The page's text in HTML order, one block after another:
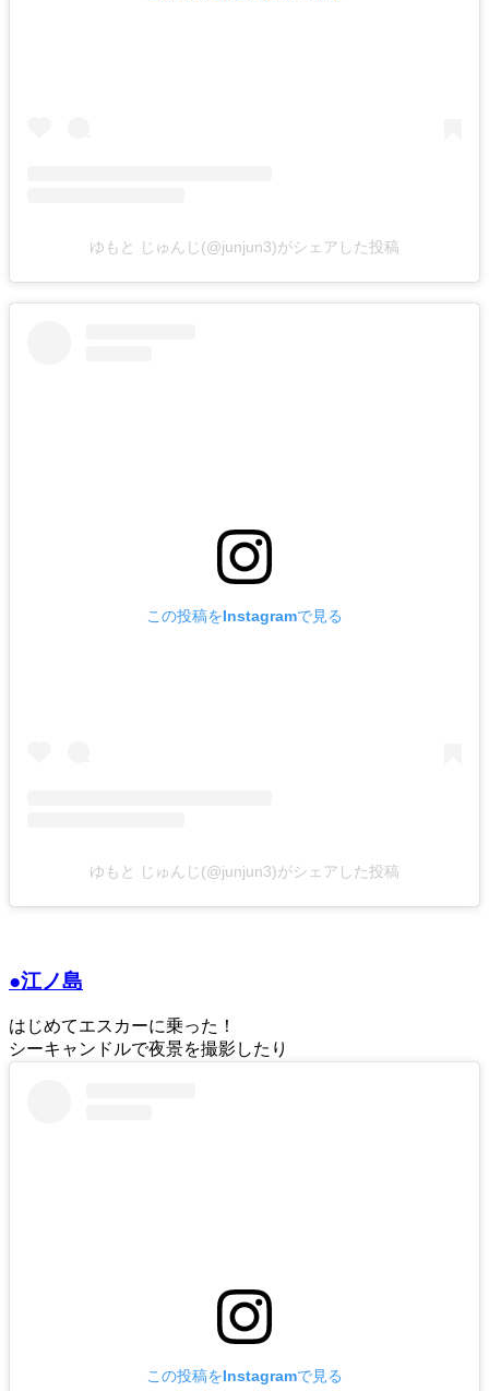
ゆもと じゅんじ(@junjun3)がシェアした投稿
この投稿をInstagramで見る
ゆもと じゅんじ(@junjun3)がシェアした投稿
●江ノ島
はじめてエスカーに乗った！
シーキャンドルで夜景を撮影したり
この投稿をInstagramで見る